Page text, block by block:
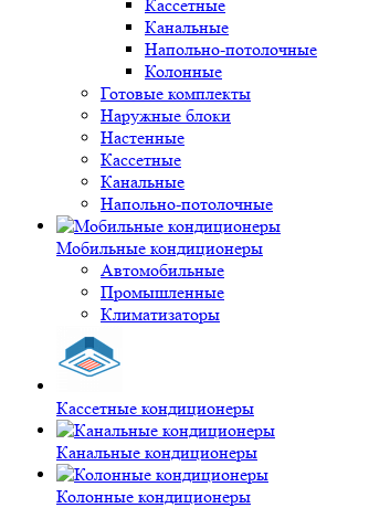
Кассетные
Канальные
Напольно-потолочные
Колонные
Готовые комплекты
Наружные блоки
Настенные
Кассетные
Канальные
Напольно-потолочные
Мобильные кондиционеры
Автомобильные
Промышленные
Климатизаторы
Кассетные кондиционеры
Канальные кондиционеры
Колонные кондиционеры